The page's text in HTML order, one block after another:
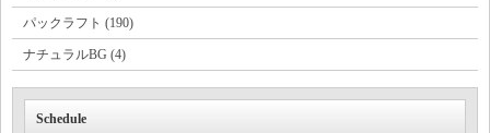
パックラフト (190)
ナチュラルBG (4)
Schedule